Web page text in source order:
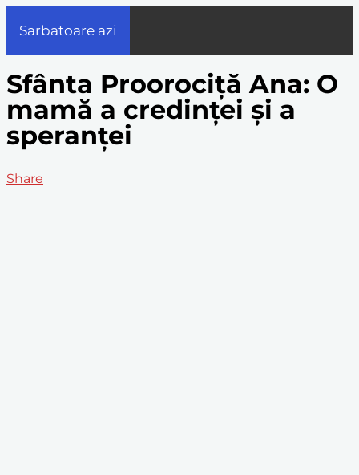
Sarbatoare azi
Sfânta Proorociță Ana: O
mamă a credinței și a
speranței
Share